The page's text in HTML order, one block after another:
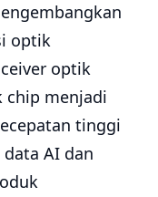
optik
optik
chip menjadi
tinggi
AI dan